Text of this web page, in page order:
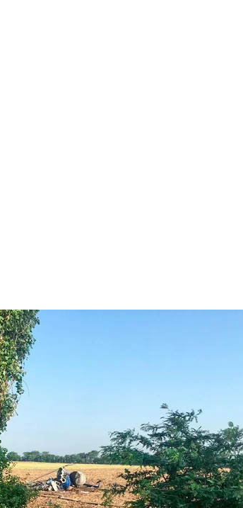
В поле Николаевской области упал
состав которой входит село Зайвое,
жителями.
причины аварии пока неизвестны.
(ст. 281 Уголовного кодекса).
область геликоптер